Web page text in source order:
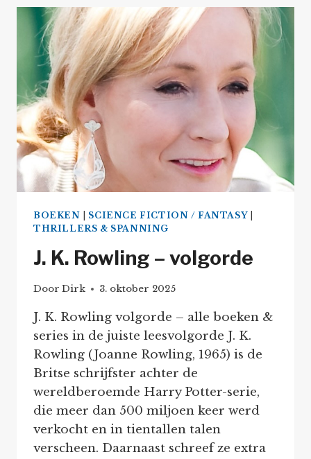
THRILLERS,
ROMANS
EN
SERIES
IN
VOLGORDE
BOEKEN SCIENCE FICTION / FANTASY|
THRILLERS & SPANNING
J. K. Rowling – volgorde
Door Dirk 3. oktober 2025
J. K. Rowling volgorde – alle boeken &
series in de juiste leesvolgorde J. K.
Rowling (Joanne Rowling, 1965) is de
Britse schrijfster achter de
wereldberoemde Harry Potter-serie,
die meer dan 500 miljoen keer werd
verkocht en in tientallen talen
verscheen. Daarnaast schreef ze extra